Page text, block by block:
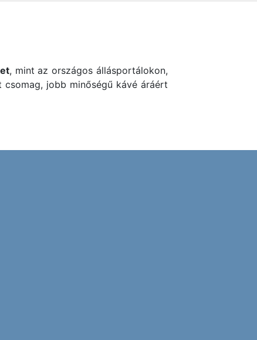
, mint az országos állásportálokon,
csomag, jobb minőségű kávé áráért